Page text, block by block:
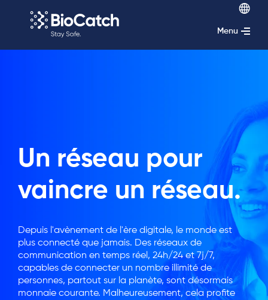
Menu
Un réseau pour
vaincre un réseau.
Depuis l'avènement de l'ère digitale, le monde est
plus connecté que jamais. Des réseaux de
communication en temps réel, 24h/24 et 7j/7,
capables de connecter un nombre illimité de
personnes, partout sur la planète, sont désormais
monnaie courante. Malheureusement, cela profite